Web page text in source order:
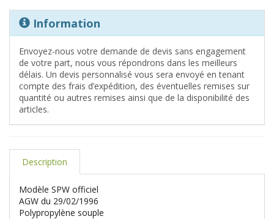
Information
Envoyez-nous votre demande de devis sans engagement
de votre part, nous vous répondrons dans les meilleurs
délais. Un devis personnalisé vous sera envoyé en tenant
compte des frais d’expédition, des éventuelles remises sur
quantité ou autres remises ainsi que de la disponibilité des
articles.
Description
Modèle SPW officiel
AGW du 29/02/1996
Polypropylène souple